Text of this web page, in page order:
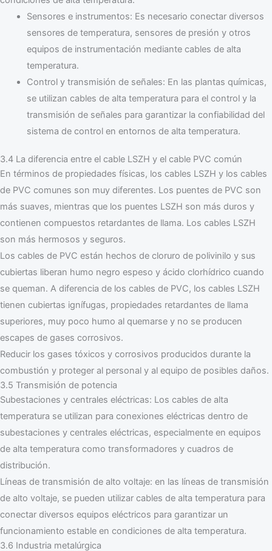
Sensores e instrumentos: Es necesario conectar diversos
sensores de temperatura, sensores de presión y otros
equipos de instrumentación mediante cables de alta
temperatura.
Control y transmisión de señales: En las plantas químicas,
se utilizan cables de alta temperatura para el control y la
transmisión de señales para garantizar la confiabilidad del
sistema de control en entornos de alta temperatura.
3.4 La diferencia entre el cable LSZH y el cable PVC común
En términos de propiedades físicas, los cables LSZH y los cables
de PVC comunes son muy diferentes. Los puentes de PVC son
más suaves, mientras que los puentes LSZH son más duros y
contienen compuestos retardantes de llama. Los cables LSZH
son más hermosos y seguros.
Los cables de PVC están hechos de cloruro de polivinilo y sus
cubiertas liberan humo negro espeso y ácido clorhídrico cuando
se queman. A diferencia de los cables de PVC, los cables LSZH
tienen cubiertas ignífugas, propiedades retardantes de llama
superiores, muy poco humo al quemarse y no se producen
escapes de gases corrosivos.
Reducir los gases tóxicos y corrosivos producidos durante la
combustión y proteger al personal y al equipo de posibles daños.
3.5 Transmisión de potencia
Subestaciones y centrales eléctricas: Los cables de alta
temperatura se utilizan para conexiones eléctricas dentro de
subestaciones y centrales eléctricas, especialmente en equipos
de alta temperatura como transformadores y cuadros de
distribución.
Líneas de transmisión de alto voltaje: en las líneas de transmisión
de alto voltaje, se pueden utilizar cables de alta temperatura para
conectar diversos equipos eléctricos para garantizar un
funcionamiento estable en condiciones de alta temperatura.
3.6 Industria metalúrgica